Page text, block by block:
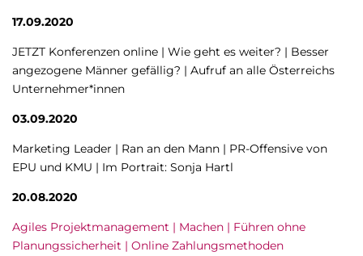
17.09.2020
JETZT Konferenzen online | Wie geht es weiter? | Besser
angezogene Männer gefällig? | Aufruf an alle Österreichs
Unternehmer*innen
03.09.2020
Marketing Leader | Ran an den Mann | PR-Offensive von
EPU und KMU | Im Portrait: Sonja Hartl
20.08.2020
Agiles Projektmanagement | Machen | Führen ohne
Planungssicherheit | Online Zahlungsmethoden